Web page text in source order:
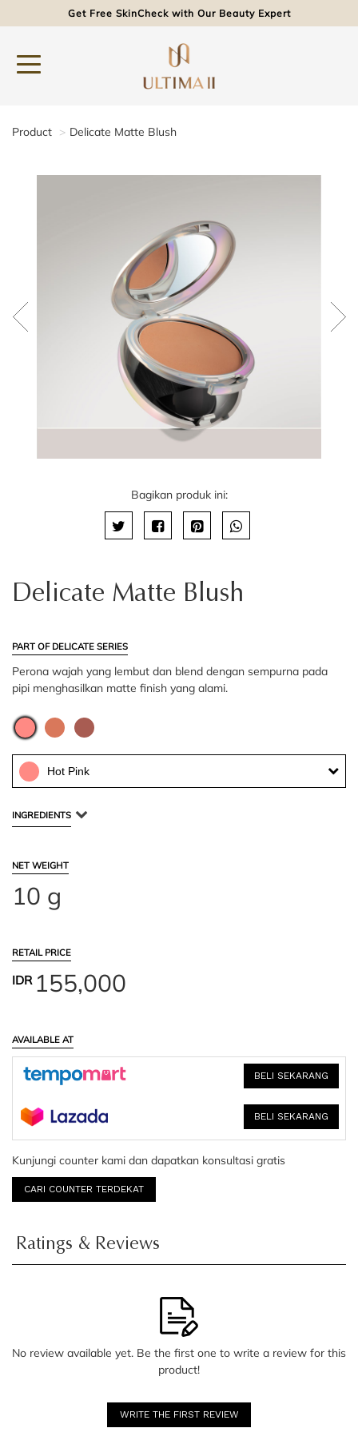
Get Free SkinCheck with Our Beauty Expert
Product Delicate Matte Blush
Bagikan produk ini:
Delicate Matte Blush
PART OF DELICATE SERIES
Perona wajah yang lembut dan blend dengan sempurna pada
pipi menghasilkan matte finish yang alami.
Hot Pink
INGREDIENTS
NET WEIGHT
10 g
RETAIL PRICE
IDR155,000
AVAILABLE AT
BELI SEKARANG
BELI SEKARANG
Kunjungi counter kami dan dapatkan konsultasi gratis
CARI COUNTER TERDEKAT
Ratings & Reviews
No review available yet. Be the first one to write a review for this
product!
WRITE THE FIRST REVIEW